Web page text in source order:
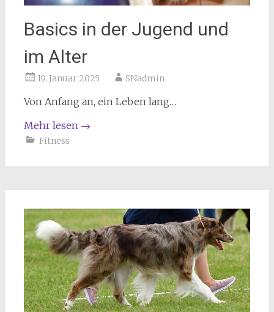
Basics in der Jugend und
im Alter
19. Januar 2025 SNadmin
Von Anfang an, ein Leben lang…
Mehr lesen →
Fitness